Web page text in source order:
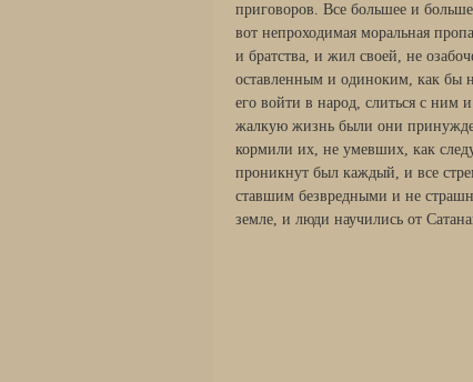
приговоров. Все большее и
вот непроходимая моральная
и братства, и жил своей, не
оставленным и одиноким, как бы
его войти в народ, слиться с ним
жалкую жизнь были они
кормили их, не умевших, как
проникнут был каждый, и все
ставшим безвредными и не
земле, и люди научились от